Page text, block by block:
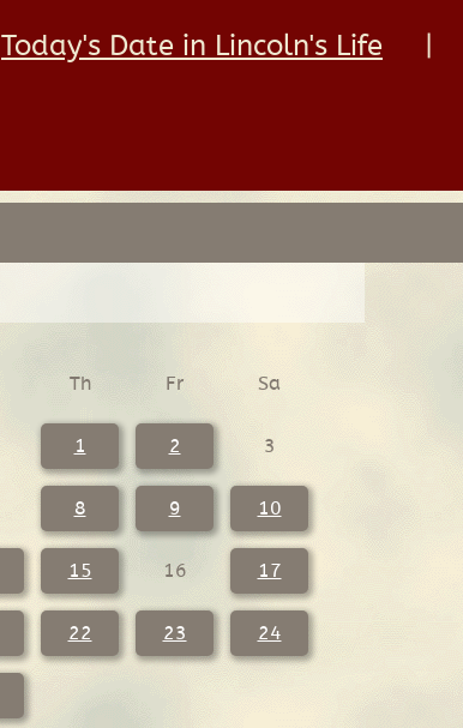
Today's Date in Lincoln's Life
Th Fr Sa
1 2 3
8 9 10
15 16 17
22 23 24